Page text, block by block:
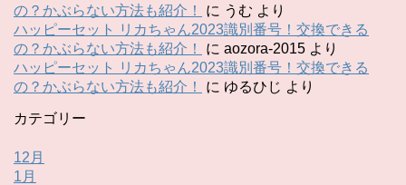
の？かぶらない方法も紹介！
に うむ より
ハッピーセット リカちゃん2023識別番号！交換できる
の？かぶらない方法も紹介！
に aozora-2015 より
ハッピーセット リカちゃん2023識別番号！交換できる
の？かぶらない方法も紹介！
に ゆるひじ より
カテゴリー
12月
1月